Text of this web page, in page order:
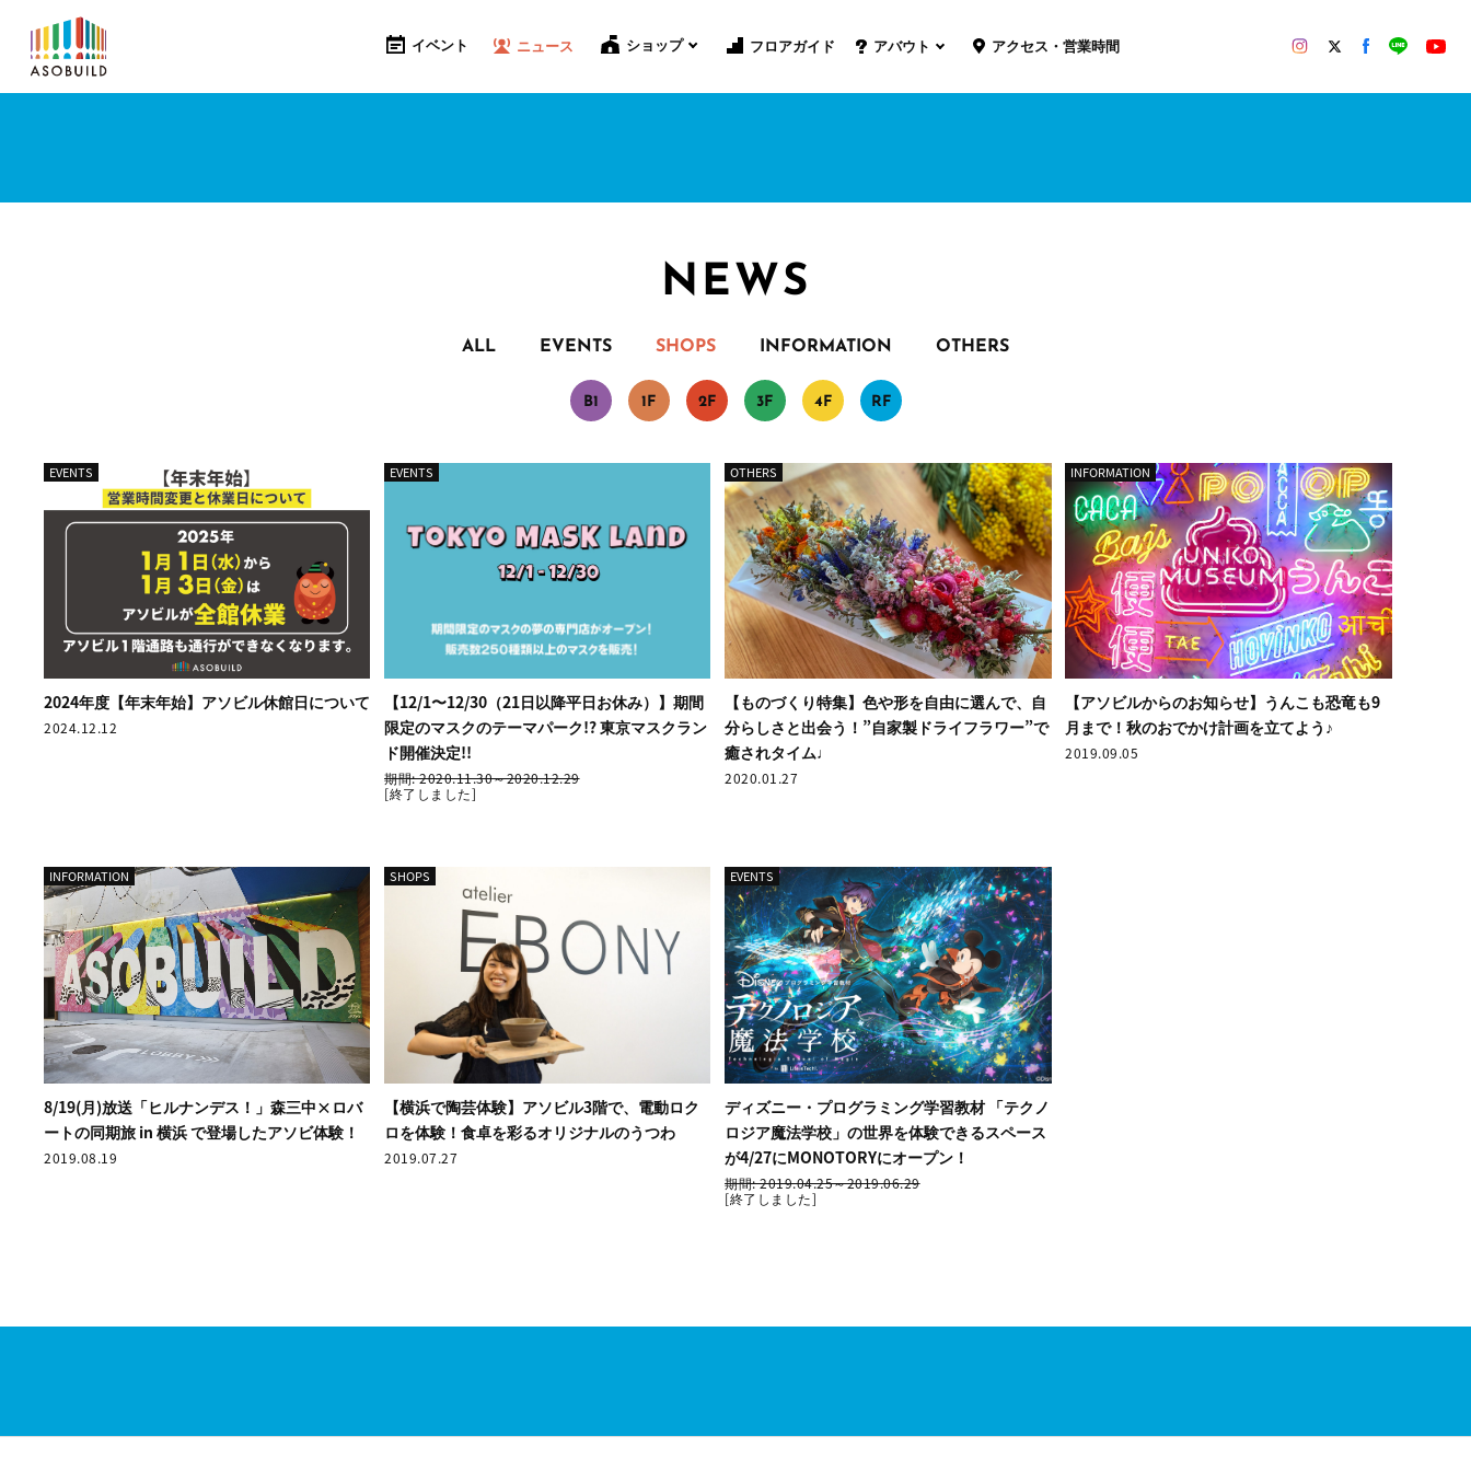
イベント ニュース ショップ フロアガイド アバウト アクセス・営業時間
NEWS
ALL EVENTS SHOPS INFORMATION OTHERS
B1 1 F 2F 3 F 4F R F
EVENTS
2024年度【年末年始】アソビル休館日について
2024.12.12
EVENTS
【12/1〜12/30（21日以降平日お休み）】期間
限定のマスクのテーマパーク!? 東京マスクラン
ド開催決定!!
期間: 2020.11.30～2020.12.29
[終了しました]
OTHERS
【ものづくり特集】色や形を自由に選んで、自
分らしさと出会う！”自家製ドライフラワー”で
癒されタイム♩
2020.01.27
INFORMATION
【アソビルからのお知らせ】うんこも恐竜も9
月まで！秋のおでかけ計画を立てよう♪
2019.09.05
INFORMATION
8/19(月)放送「ヒルナンデス！」森三中×ロバ
ートの同期旅 in 横浜 で登場したアソビ体験！
2019.08.19
SHOPS
【横浜で陶芸体験】アソビル3階で、電動ロク
ロを体験！食卓を彩るオリジナルのうつわ
2019.07.27
EVENTS
ディズニー・プログラミング学習教材 「テクノ
ロジア魔法学校」の世界を体験できるスペース
が4/27にMONOTORYにオープン！
期間: 2019.04.25～2019.06.29
[終了しました]